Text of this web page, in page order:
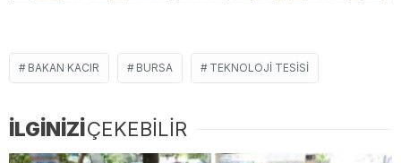
BAKAN KACIR BURSA TEKNOLOJI TESISI
İLGİNİZİÇEKEBİLİR